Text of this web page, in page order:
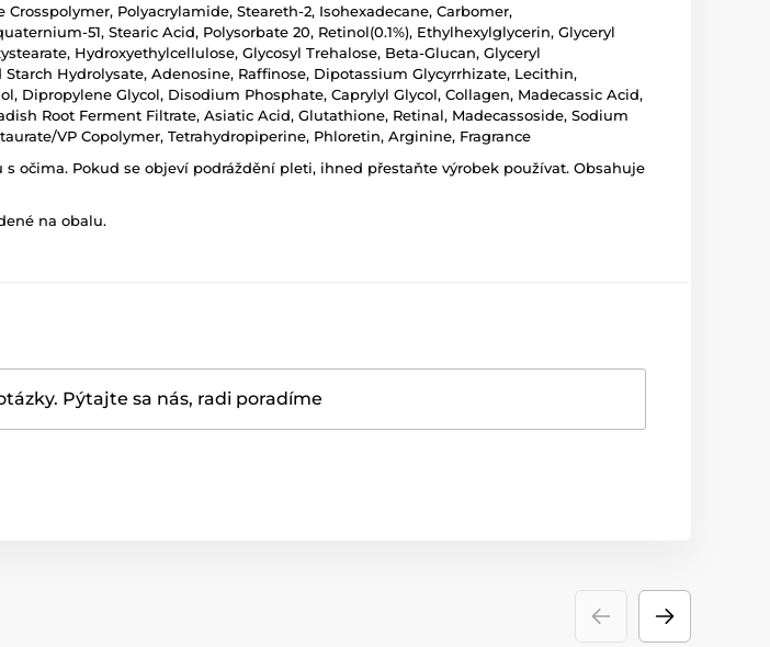
Polyacrylamide, Steareth-2, Isohexadecane, Carbomer,
51, Stearic Acid, Polysorbate 20, Retinol(0.1%), Ethylhexylglycerin, Glyceryl
Hydroxyethylcellulose, Glycosyl Trehalose, Beta-Glucan, Glyceryl
Hydrolysate, Adenosine, Raffinose, Dipotassium Glycyrrhizate, Lecithin,
Dipropylene Glycol, Disodium Phosphate, Caprylyl Glycol, Collagen, Madecassic Acid,
Root Ferment Filtrate, Asiatic Acid, Glutathione, Retinal, Madecassoside, Sodium
VP Copolymer, Tetrahydropiperine, Phloretin, Arginine, Fragrance
očima. Pokud se objeví podráždění pleti, ihned přestaňte výrobek používat. Obsahuje
na obalu.
Pýtajte sa nás, radi poradíme